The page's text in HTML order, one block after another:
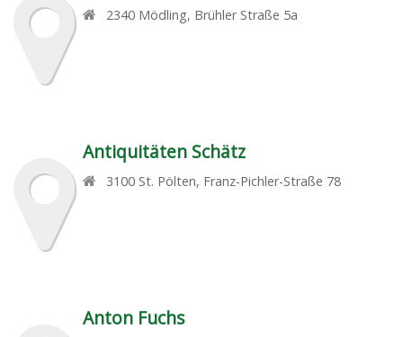
2340 Mödling, Brühler Straße 5a
Antiquitäten Schätz
3100 St. Pölten, Franz-Pichler-Straße 78
Anton Fuchs